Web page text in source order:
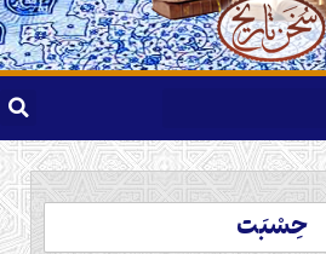
حِسْبَت